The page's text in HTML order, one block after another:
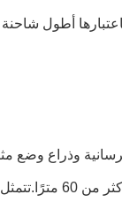
باعتبارها أطول
وذراع وضع
من أقل من 20 مترًا إلى